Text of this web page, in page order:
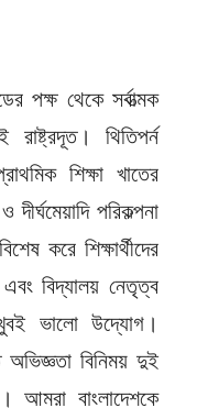
পক্ষ থেকে সর্বাত্মক
থিতিপর্ন
শিক্ষা খাতের
পরিকল্পনা
করে শিক্ষার্থীদের
এবং বিদ্যালয় নেতৃত্ব
ভালো উদ্যোগ।
অভিজ্ঞতা বিনিময় দুই
আমরা বাংলাদেশকে